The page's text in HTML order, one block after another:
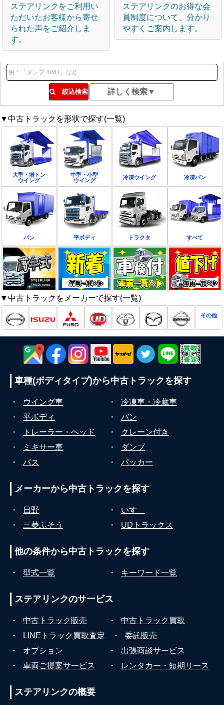
ステアリンクをご利用い
ただいたお客様から寄せ
られた声をご紹介しま
す。
ステアリンクのお得な会
員制度について、分かり
やすくご案内します。
絞込検索
▼中古トラックを形状で探す(一覧)
大型・増トン
ウイング
中型・小型
ウイング
冷凍ウイング 冷凍バン
バン 平ボディ トラクタ すべて
▼中古トラックをメーカーで探す(一覧)
その他
車種(ボディタイプ)から中古トラックを探す
・ ウイング車 ・
冷凍車・冷蔵車
・
平ボディ ・
バン
・
トレーラー・ヘッド ・
クレーン付き
・
ミキサー車 ・
ダンプ
・
バス ・ パッカー
メーカーから中古トラックを探す
・ 日野 ・
いすゞ
・
三菱ふそう ・ UDトラックス
他の条件から中古トラックを探す
・ 型式一覧 ・ キーワード一覧
ステアリンクのサービス
・ 中古トラック販売 ・
中古トラック買取
・
LINEトラック買取査定 ・
委託販売
・
オプション ・
出張商談サービス
・
車両ご提案サービス ・ レンタカー・短期リース
ステアリンクの概要